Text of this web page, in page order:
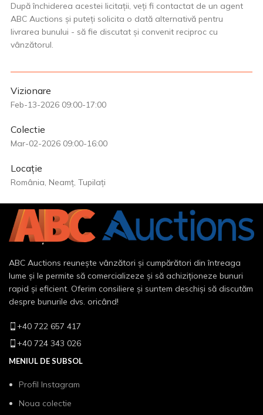
După închiderea acestei licitații, veți fi contactat de un agent
ABC Auctions și puteți solicita o dată alternativă pentru
livrarea bunului - să fie discutat și convenit reciproc cu
vânzătorul.
Vizionare
Feb-13-2026 09:00-17:00
Colectie
Mar-02-2026 09:00-16:00
Locație
România, Neamț, Tupilați
ABC Auctions reunește vânzători și cumpărători din întreaga
lume și le permite să comercializeze și să achiziționeze bunuri
rapid și eficient. Oferim consiliere și suntem deschiși să discutăm
despre bunurile dvs. oricând!
+40 722 657 417
+40 724 343 026
MENIUL DE SUBSOL
Profil Instagram
Noua colectie